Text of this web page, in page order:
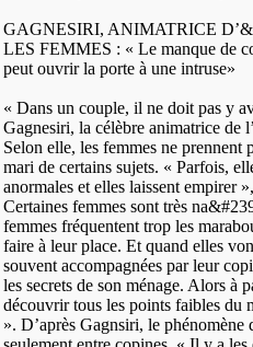
GAGNESIRI, ANIMATRICE
LES FEMMES : « Le manque de
peut ouvrir la porte à une intruse»
« Dans un couple, il ne doit pas y
Gagnesiri, la célèbre animatrice de
Selon elle, les femmes ne prennent
mari de certains sujets. « Parfois,
anormales et elles laissent empirer
Certaines femmes sont très
femmes fréquentent trop les
faire à leur place. Et quand elles
souvent accompagnées par leur
les secrets de son ménage. Alors à
découvrir tous les points faibles du
». D’après Gagnsiri, le